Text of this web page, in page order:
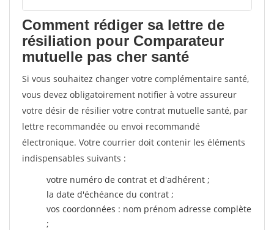
Comment rédiger sa lettre de
résiliation pour Comparateur
mutuelle pas cher santé
Si vous souhaitez changer votre complémentaire santé,
vous devez obligatoirement notifier à votre assureur
votre désir de résilier votre contrat mutuelle santé, par
lettre recommandée ou envoi recommandé
électronique. Votre courrier doit contenir les éléments
indispensables suivants :
votre numéro de contrat et d'adhérent ;
la date d'échéance du contrat ;
vos coordonnées : nom prénom adresse complète
;